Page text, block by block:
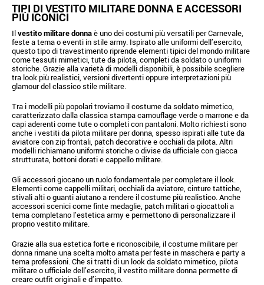
TIPI DI VESTITO MILITARE DONNA E ACCESSORI
PIÙ ICONICI
Ilvestito militare donnaè uno dei costumi più versatili per Carnevale,
feste a tema o eventi in stile army. Ispirato alle uniformi dell’esercito,
questo tipo di travestimento riprende elementi tipici del mondo militare
come tessuti mimetici, tute da pilota, completi da soldato o uniformi
storiche. Grazie alla varietà di modelli disponibili, è possibile scegliere
tra look più realistici, versioni divertenti oppure interpretazioni più
glamour del classico stile militare.
Tra i modelli più popolari troviamo il costume da soldato mimetico,
caratterizzato dalla classica stampa camouflage verde o marrone e da
capi aderenti come tute o completi con pantaloni. Molto richiesti sono
anche i vestiti da pilota militare per donna, spesso ispirati alle tute da
aviatore con zip frontali, patch decorative e occhiali da pilota. Altri
modelli richiamano uniformi storiche o divise da ufficiale con giacca
strutturata, bottoni dorati e cappello militare.
Gli accessori giocano un ruolo fondamentale per completare il look.
Elementi come cappelli militari, occhiali da aviatore, cinture tattiche,
stivali alti o guanti aiutano a rendere il costume più realistico. Anche
accessori scenici come finte medaglie, patch militari o giocattoli a
tema completano l’estetica army e permettono di personalizzare il
proprio vestito militare.
Grazie alla sua estetica forte e riconoscibile, il costume militare per
donna rimane una scelta molto amata per feste in maschera e party a
tema professioni. Che si tratti di un look da soldato mimetico, pilota
militare o ufficiale dell’esercito, il vestito militare donna permette di
creare outfit originali e d’impatto.